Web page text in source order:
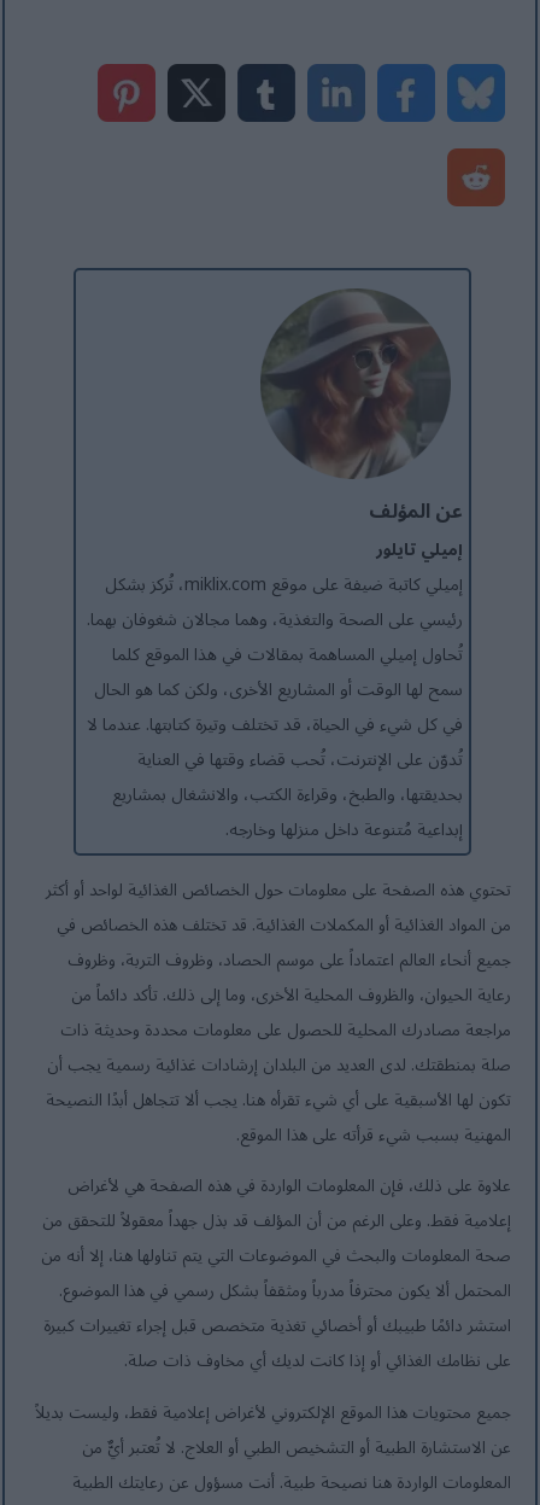
عن المؤلف
إميلي تايلور
إميلي كاتبة ضيفة على موقع miklix.com، تُركز بشكل
رئيسي على الصحة والتغذية، وهما مجالان شغوفان بهما.
تُحاول إميلي المساهمة بمقالات في هذا الموقع كلما
سمح لها الوقت أو المشاريع الأخرى، ولكن كما هو الحال
في كل شيء في الحياة، قد تختلف وتيرة كتابتها. عندما لا
تُدوّن على الإنترنت، تُحب قضاء وقتها في العناية
بحديقتها، والطبخ، وقراءة الكتب، والانشغال بمشاريع
إبداعية مُتنوعة داخل منزلها وخارجه.
تحتوي هذه الصفحة على معلومات حول الخصائص الغذائية لواحد أو أكثر
من المواد الغذائية أو المكملات الغذائية. قد تختلف هذه الخصائص في
جميع أنحاء العالم اعتماداً على موسم الحصاد، وظروف التربة، وظروف
رعاية الحيوان، والظروف المحلية الأخرى، وما إلى ذلك. تأكد دائماً من
مراجعة مصادرك المحلية للحصول على معلومات محددة وحديثة ذات
صلة بمنطقتك. لدى العديد من البلدان إرشادات غذائية رسمية يجب أن
تكون لها الأسبقية على أي شيء تقرأه هنا. يجب ألا تتجاهل أبدًا النصيحة
المهنية بسبب شيء قرأته على هذا الموقع.
علاوة على ذلك، فإن المعلومات الواردة في هذه الصفحة هي لأغراض
إعلامية فقط. وعلى الرغم من أن المؤلف قد بذل جهداً معقولاً للتحقق من
صحة المعلومات والبحث في الموضوعات التي يتم تناولها هنا، إلا أنه من
المحتمل ألا يكون محترفاً مدرباً ومثقفاً بشكل رسمي في هذا الموضوع.
استشر دائمًا طبيبك أو أخصائي تغذية متخصص قبل إجراء تغييرات كبيرة
على نظامك الغذائي أو إذا كانت لديك أي مخاوف ذات صلة.
جميع محتويات هذا الموقع الإلكتروني لأغراض إعلامية فقط، وليست بديلاً
عن الاستشارة الطبية أو التشخيص الطبي أو العلاج. لا تُعتبر أيٌّ من
المعلومات الواردة هنا نصيحة طبية. أنت مسؤول عن رعايتك الطبية